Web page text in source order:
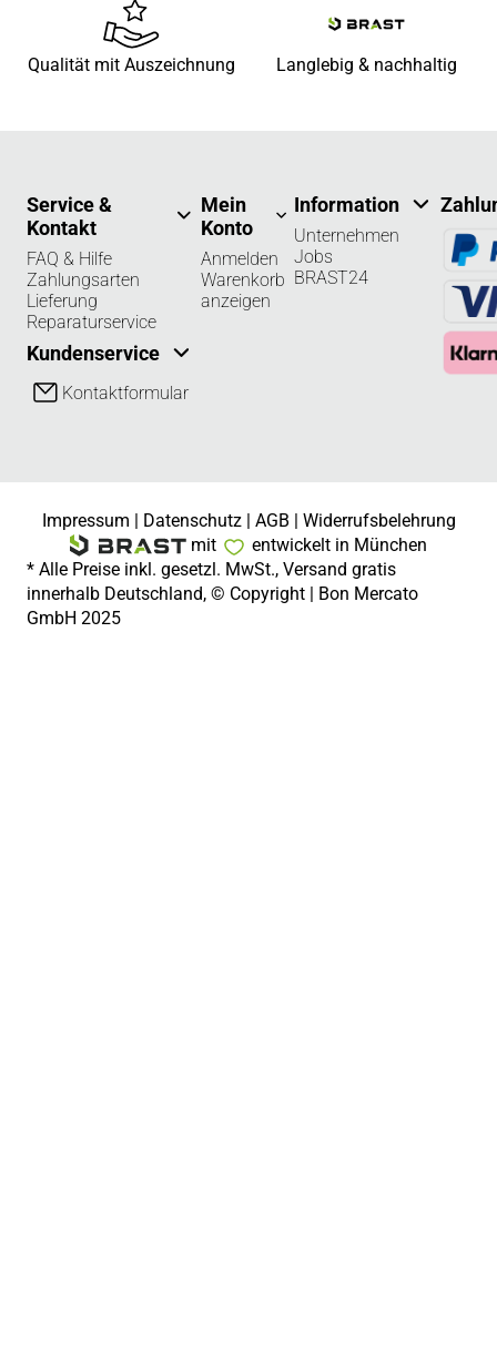
Qualität mit Auszeichnung Langlebig & nachhaltig
Service &
Kontakt
FAQ & Hilfe
Zahlungsarten
Lieferung
Reparaturservice
Kundenservice
Kontaktformular
Mein
Konto
Anmelden
Warenkorb
anzeigen
Information
Unternehmen
Jobs
BRAST24
Impressum | Datenschutz| AGB | Widerrufsbelehrung
mit
entwickelt in München
* Alle Preise inkl. gesetzl. MwSt., Versand gratis
innerhalb Deutschland, © Copyright | Bon Mercato
GmbH 2025